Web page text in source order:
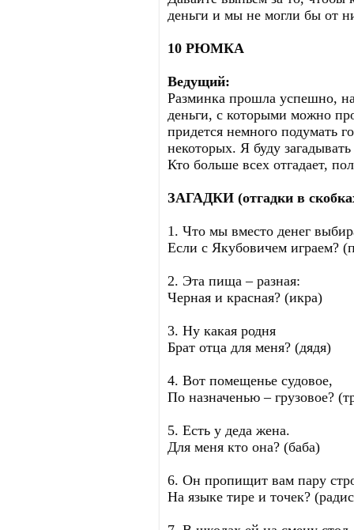
деньги и мы не могли бы от
10 РЮМКА
Ведущий:
Разминка прошла успешно,
деньги, с которыми можно
придется немного подумать
некоторых. Я буду
Кто больше всех отгадает,
ЗАГАДКИ (отгадки в
1. Что мы вместо денег
Если с Якубовичем играем?
2. Эта пища – разная:
Черная и красная? (икра)
3. Ну какая родня
Брат отца для меня? (дядя)
4. Вот помещенье судовое,
По назначенью – грузовое?
5. Есть у деда жена.
Для меня кто она? (баба)
6. Он пропищит вам пару
На языке тире и точек?